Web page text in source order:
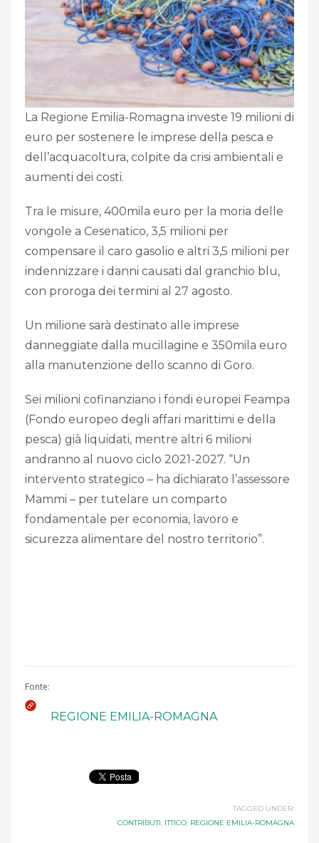
La Regione Emilia-Romagna investe 19 milioni di
euro per sostenere le imprese della pesca e
dell’acquacoltura, colpite da crisi ambientali e
aumenti dei costi.
Tra le misure, 400mila euro per la moria delle
vongole a Cesenatico, 3,5 milioni per
compensare il caro gasolio e altri 3,5 milioni per
indennizzare i danni causati dal granchio blu,
con proroga dei termini al 27 agosto.
Un milione sarà destinato alle imprese
danneggiate dalla mucillagine e 350mila euro
alla manutenzione dello scanno di Goro.
Sei milioni cofinanziano i fondi europei Feampa
(Fondo europeo degli affari marittimi e della
pesca) già liquidati, mentre altri 6 milioni
andranno al nuovo ciclo 2021-2027. “Un
intervento strategico – ha dichiarato l’assessore
Mammi – per tutelare un comparto
fondamentale per economia, lavoro e
sicurezza alimentare del nostro territorio”.
Fonte:
REGIONE EMILIA-ROMAGNA
TAGGED UNDER:
CONTRIBUTI, ITTICO, REGIONE EMILIA-ROMAGNA